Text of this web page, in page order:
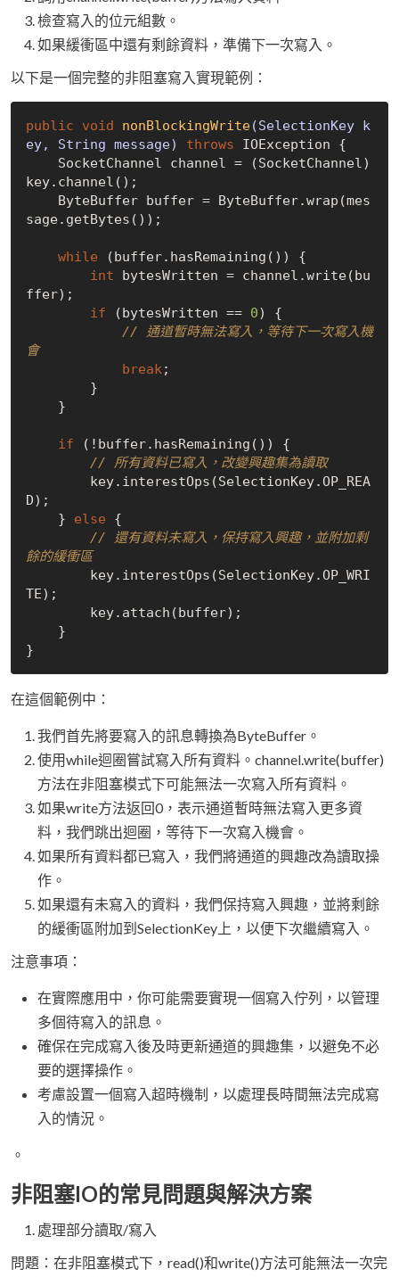
檢查寫入的位元組數。
如果緩衝區中還有剩餘資料，準備下一次寫入。
以下是一個完整的非阻塞寫入實現範例：
public void nonBlockingWrite(SelectionKey k
ey, String message)
throws IOException {
key.channel();
sage.getBytes());
while (buffer.hasRemaining()) {
int bytesWritten = channel.write(bu
ffer);
if (bytesWritten == 0) {
// 通道暫時無法寫入，等待下一次寫入機
會
break;
if (!buffer.hasRemaining()) {
// 所有資料已寫入，改變興趣集為讀取
D);
    }
else {
// 還有資料未寫入，保持寫入興趣，並附加剩
餘的緩衝區
TE);
在這個範例中：
我們首先將要寫入的訊息轉換為ByteBuffer。
使用while迴圈嘗試寫入所有資料。channel.write(buffer)
方法在非阻塞模式下可能無法一次寫入所有資料。
如果write方法返回0，表示通道暫時無法寫入更多資
料，我們跳出迴圈，等待下一次寫入機會。
如果所有資料都已寫入，我們將通道的興趣改為讀取操
作。
如果還有未寫入的資料，我們保持寫入興趣，並將剩餘
的緩衝區附加到SelectionKey上，以便下次繼續寫入。
注意事項：
在實際應用中，你可能需要實現一個寫入佇列，以管理
多個待寫入的訊息。
確保在完成寫入後及時更新通道的興趣集，以避免不必
要的選擇操作。
考慮設置一個寫入超時機制，以處理長時間無法完成寫
入的情況。
。
非阻塞IO的常見問題與解決方案
處理部分讀取/寫入
問題：在非阻塞模式下，read()和write()方法可能無法一次完